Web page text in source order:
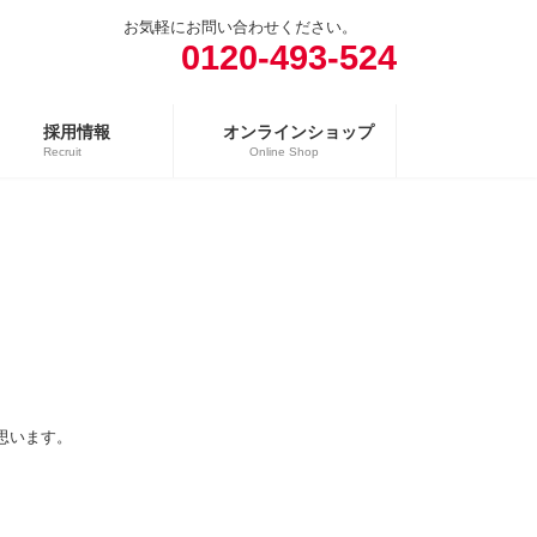
お気軽にお問い合わせください。
0120-493-524
採用情報
Recruit
オンラインショップ
Online Shop
ます。